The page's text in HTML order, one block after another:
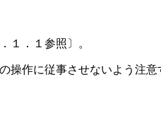
１．１参照〕。
作に従事させないよう注意